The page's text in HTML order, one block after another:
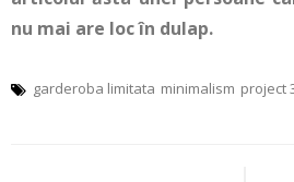
nu mai are loc în dulap.
garderoba limitata minimalism project